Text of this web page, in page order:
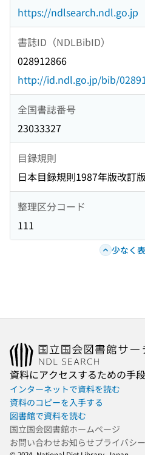
https://ndlsearch.ndl.go.jp
書誌ID（NDLBibID）
028912866
http://id.ndl.go.jp/bib/
全国書誌番号
23033327
目録規則
日本目録規則1987年版改訂版
整理区分コード
111
少なく
資料にアクセスするための手段
インターネットで資料を読む
資料のコピーを入手する
図書館で資料を読む
国立国会図書館ホームページ
お問い合わせお知らせプライバシ